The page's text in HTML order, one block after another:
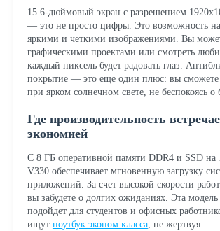
15.6-дюймовый экран с разрешением
— это не просто цифры. Это возможность
яркими и четкими изображениями. Вы
графическими проектами или смотреть
каждый пиксель будет радовать глаз.
покрытие — это еще один плюс: вы сможете
при ярком солнечном свете, не беспокоясь о
Где производительность
экономией
С 8 ГБ оперативной памяти DDR4 и SSD на
V330 обеспечивает мгновенную загрузку
приложений. За счет высокой скорости
вы забудете о долгих ожиданиях. Эта модель
подойдет для студентов и офисных
ищут ноутбук эконом класса, не жертвуя